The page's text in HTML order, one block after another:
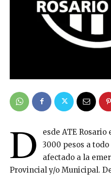
D
esde ATE Rosario
3000 pesos a
afectado a la
Provincial y/o Municipal.